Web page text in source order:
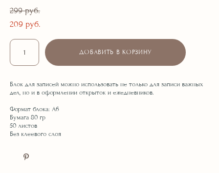
299 pуб.
209 pуб.
ДОБАВИТЬ В КОРЗИНУ
Блок для записей можно использовать не только для записи важных
дел, но и в оформлении открыток и ежедневников.
Формат блока: А6
Бумага 80 гр
50 листов
Без клеевого слоя